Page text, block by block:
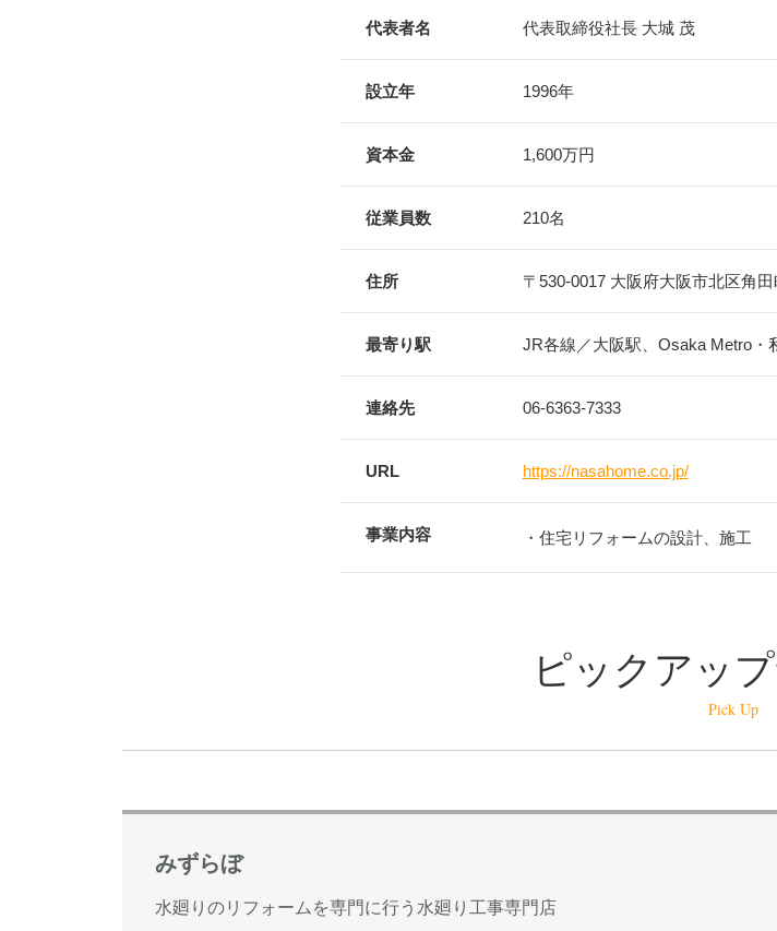
代表者名 代表取締役社長 大城 茂
設立年 1996年
資本金 1,600万円
従業員数 210名
住所 〒530-0017 大阪府大阪市北区角田
最寄り駅 JR各線／大阪駅、Osaka Metro・
連絡先 06-6363-7333
URL https://nasahome.co.jp/
事業内容 ・住宅リフォームの設計、施工
ピックアッ
Pick Up
みずらぼ
水廻りのリフォームを専門に行う水廻り工事専門店